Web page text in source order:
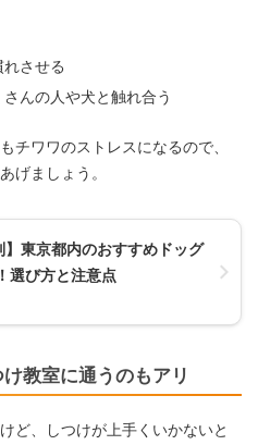
させる
んの人や犬と触れ合う
チワワのストレスになるので、
げましょう。
】東京都内のおすすめドッグ
選び方と注意点
教室に通うのもアリ
ど、しつけが上手くいかないと